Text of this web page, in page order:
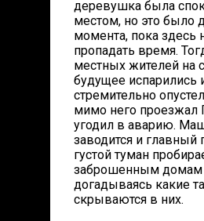
деревушка была
местом, но это было
момента, пока здесь
пропадать время.
местных жителей на
будущее испарились
стремительно
мимо него проезжал
угодил в аварию.
заводится и главный
густой туман
заброшенным
догадываясь какие
скрываются в них.